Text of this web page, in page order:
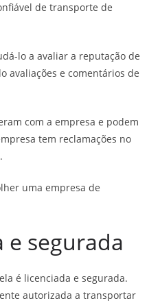
de transporte de
lo a avaliar a reputação de
avaliações e comentários de
com a empresa e podem
tem reclamações no
uma empresa de
e segurada
é licenciada e segurada.
autorizada a transportar